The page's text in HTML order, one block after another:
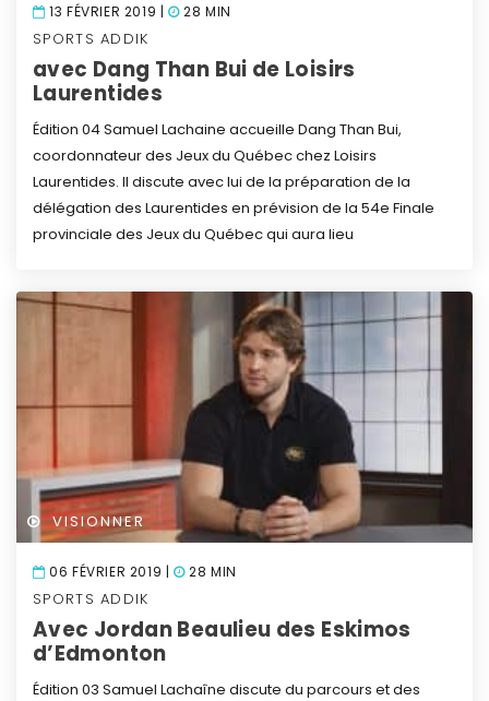
13 FÉVRIER 2019 | 28 MIN
SPORTS ADDIK
avec Dang Than Bui de Loisirs
Laurentides
Édition 04Samuel Lachaine accueille Dang Than Bui,
coordonnateur des Jeux du Québec chez Loisirs
Laurentides. Il discute avec lui de la préparation de la
délégation des Laurentides en prévision de la 54e Finale
provinciale des Jeux du Québec qui aura lieu
VISIONNER
06 FÉVRIER 2019 | 28 MIN
SPORTS ADDIK
Avec Jordan Beaulieu des Eskimos
d’Edmonton
Édition 03 Samuel Lachaîne discute du parcours et des